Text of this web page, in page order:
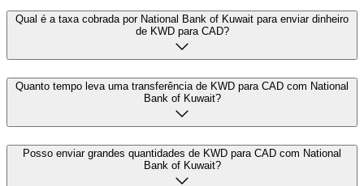
Qual é a taxa cobrada por National Bank of Kuwait para enviar dinheiro
de KWD para CAD?
Quanto tempo leva uma transferência de KWD para CAD com National
Bank of Kuwait?
Posso enviar grandes quantidades de KWD para CAD com National
Bank of Kuwait?